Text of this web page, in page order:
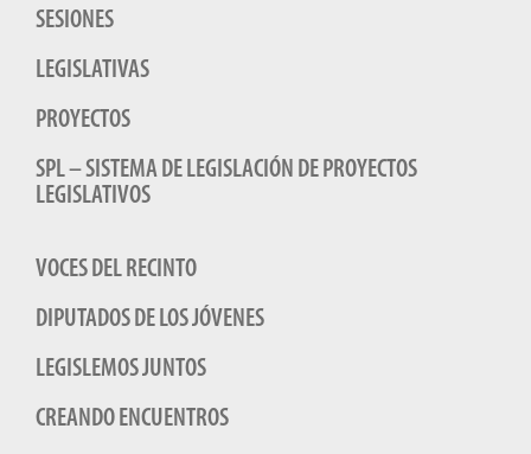
SESIONES
LEGISLATIVAS
PROYECTOS
SPL – SISTEMA DE LEGISLACIÓN DE PROYECTOS
LEGISLATIVOS
VOCES DEL RECINTO
DIPUTADOS DE LOS JÓVENES
LEGISLEMOS JUNTOS
CREANDO ENCUENTROS